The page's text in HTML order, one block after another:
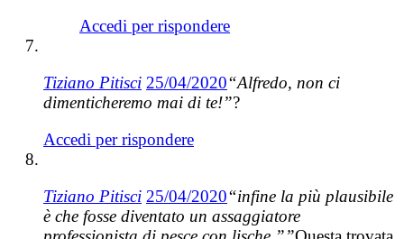
Accedi per rispondere
Tiziano Pitisci 25/04/2020“Alfredo, non ci
dimenticheremo mai di te!”?
Accedi per rispondere
Tiziano Pitisci 25/04/2020“infine la più plausibile
è che fosse diventato un assaggiatore